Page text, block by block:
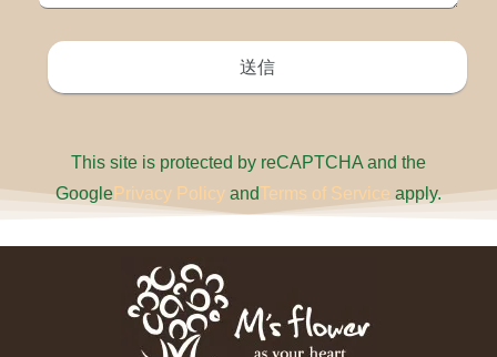
This site is protected by reCAPTCHA and the
GooglePrivacy Policy andTerms of Service apply.